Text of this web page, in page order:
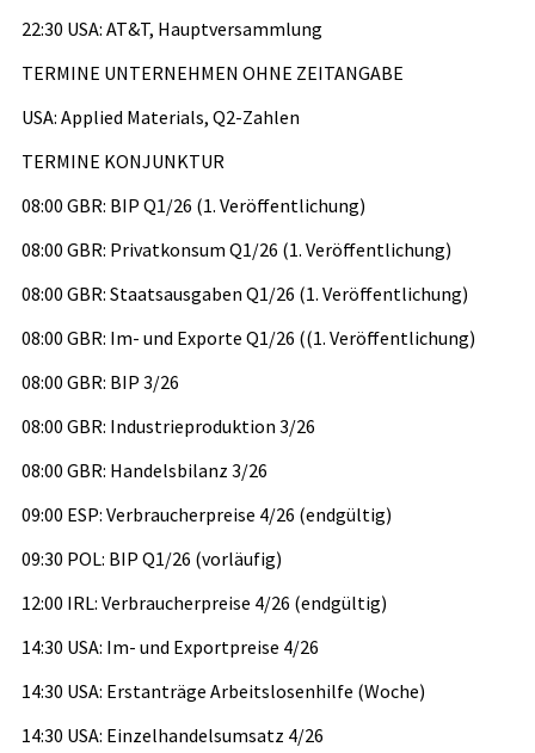
22:30 USA: AT&T, Hauptversammlung
TERMINE UNTERNEHMEN OHNE ZEITANGABE
USA: Applied Materials, Q2-Zahlen
TERMINE KONJUNKTUR
08:00 GBR: BIP Q1/26 (1. Veröffentlichung)
08:00 GBR: Privatkonsum Q1/26 (1. Veröffentlichung)
08:00 GBR: Staatsausgaben Q1/26 (1. Veröffentlichung)
08:00 GBR: Im- und Exporte Q1/26 ((1. Veröffentlichung)
08:00 GBR: BIP 3/26
08:00 GBR: Industrieproduktion 3/26
08:00 GBR: Handelsbilanz 3/26
09:00 ESP: Verbraucherpreise 4/26 (endgültig)
09:30 POL: BIP Q1/26 (vorläufig)
12:00 IRL: Verbraucherpreise 4/26 (endgültig)
14:30 USA: Im- und Exportpreise 4/26
14:30 USA: Erstanträge Arbeitslosenhilfe (Woche)
14:30 USA: Einzelhandelsumsatz 4/26